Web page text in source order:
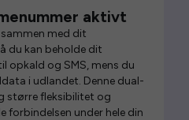
aktivt
med dit
du kan beholde dit
opkald og SMS, mens du
i udlandet. Denne dual-
større fleksibilitet og
forbindelsen under hele din